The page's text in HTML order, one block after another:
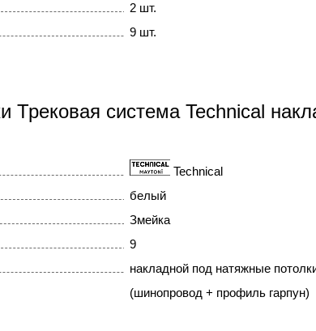
2 шт.
9 шт.
Трековая система Technical
Technical
белый
Змейка
9
накладной под натяжные
(шинопровод + профиль гарпун)